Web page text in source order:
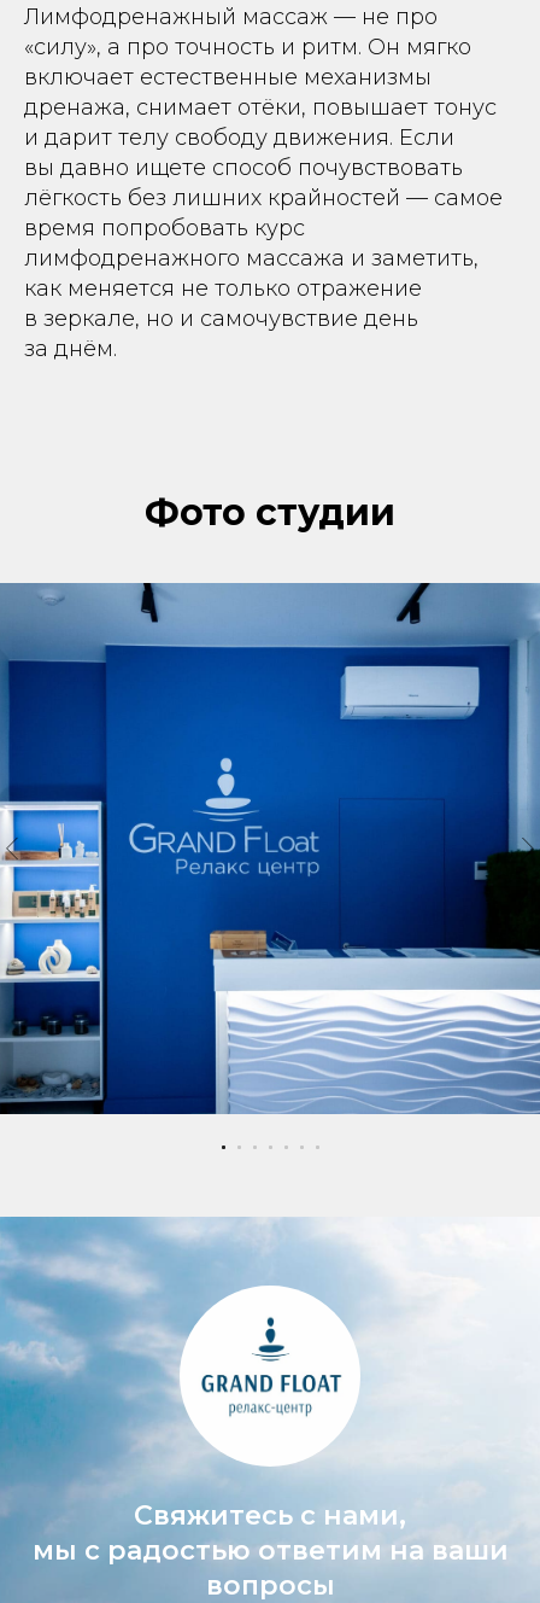
Лимфодренажный массаж — не про
«силу», а про точность и ритм. Он мягко
включает естественные механизмы
дренажа, снимает отёки, повышает тонус
и дарит телу свободу движения. Если
вы давно ищете способ почувствовать
лёгкость без лишних крайностей — самое
время попробовать курс
лимфодренажного массажа и заметить,
как меняется не только отражение
в зеркале, но и самочувствие день
за днём.
Фото студии
Свяжитесь с нами,
мы с радостью ответим на ваши
вопросы